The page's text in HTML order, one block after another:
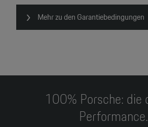
Mehr zu den Garantiebedingungen
100% Porsche: die
Performance.